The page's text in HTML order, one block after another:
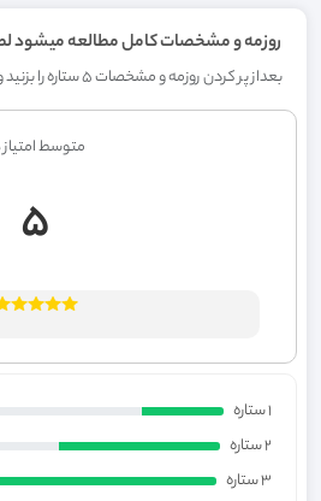
روزمه و مشخصات کامل مطالعه میشود
بعداز پر کردن روزمه و مشخصات 5 ستاره را بزنید و ثبت روزمه را کلیک کنید و با شما تماس خواهیم گرفت
متوسط
5
1 ستاره
2 ستاره
3 ستاره